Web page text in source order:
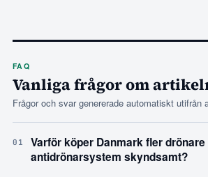
FAQ
Vanliga frågor om
Frågor och svar genererade automatiskt utifrån
01
Varför köper Danmark fler
antidrönarsystem skyndsamt?